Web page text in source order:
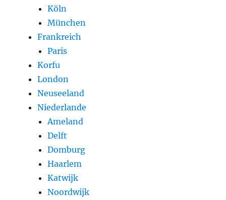
Köln
München
Frankreich
Paris
Korfu
London
Neuseeland
Niederlande
Ameland
Delft
Domburg
Haarlem
Katwijk
Noordwijk